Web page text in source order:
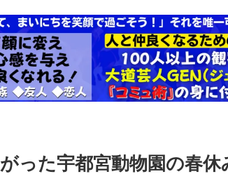
った宇都宮動物園の春休